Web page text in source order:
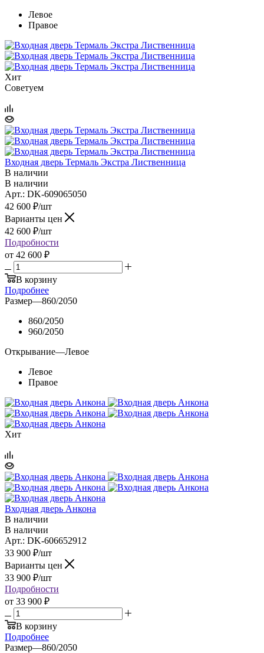
Левое
Правое
Хит
Советуем
Входная дверь Термаль Экстра Лиственница
В наличии
В наличии
Арт.: DK-609065050
42 600 ₽/шт
Варианты цен
42 600 ₽/шт
Подробности
от 42 600 ₽
В корзину
Подробнее
Размер—860/2050
860/2050
960/2050
Открывание—Левое
Левое
Правое
Хит
Входная дверь Анкона
В наличии
В наличии
Арт.: DK-606652912
33 900 ₽/шт
Варианты цен
33 900 ₽/шт
Подробности
от 33 900 ₽
В корзину
Подробнее
Размер—860/2050